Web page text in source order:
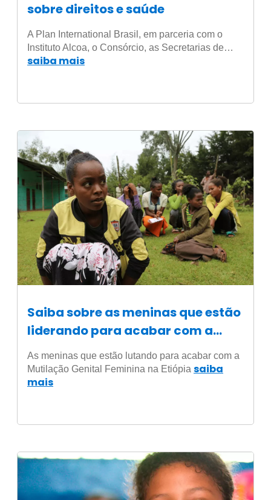
sobre direitos e saúde
A Plan International Brasil, em parceria com o
Instituto Alcoa, o Consórcio, as Secretarias de…
saiba mais
Saiba sobre as meninas que estão
liderando para acabar com a
Mutilação Genital Feminina na
ETIÓPIA
As meninas que estão lutando para acabar com a
Mutilação Genital Feminina na Etiópia saiba
mais